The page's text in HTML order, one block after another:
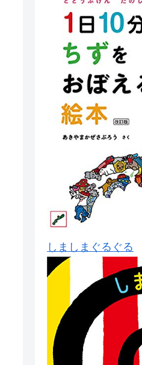
しましまぐるぐる